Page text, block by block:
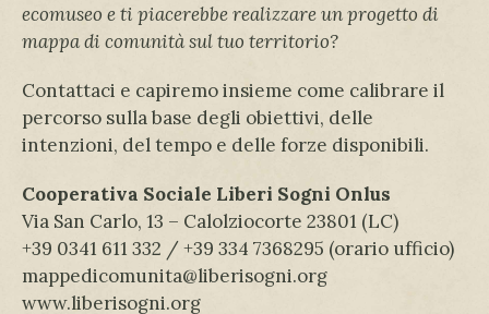
ecomuseo e ti piacerebbe realizzare un progetto di
mappa di comunità sul tuo territorio?
Contattaci e capiremo insieme come calibrare il
percorso sulla base degli obiettivi, delle
intenzioni, del tempo e delle forze disponibili.
Cooperativa Sociale Liberi Sogni Onlus
Via San Carlo, 13 – Calolziocorte 23801 (LC)
+39 0341 611 332 / +39 334 7368295 (orario ufficio)
mappedicomunita@liberisogni.org
www.liberisogni.org